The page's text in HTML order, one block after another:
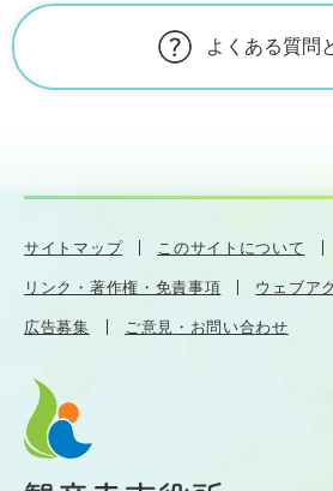
よくある質問
サイトマップ このサイトについて
リンク・著作権・免責事項 ウェブア
広告募集 ご意見・お問い合わせ